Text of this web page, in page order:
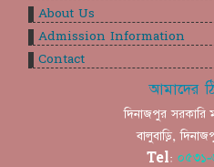
আমাদের
দিনাজপুর সরকারি
বালুবাড়ি,
Tel: ০৫৩১-
About Us
Admission Information
Contact